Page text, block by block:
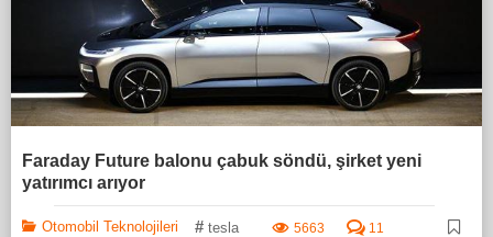
Faraday Future balonu çabuk söndü, şirket yeni
yatırımcı arıyor
Otomobil Teknolojileri # tesla 5663 11